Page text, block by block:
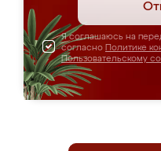
Я соглашаюсь на
согласно Политике
Пользовательскому